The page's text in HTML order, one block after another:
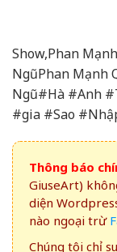
Show,Phan
NgũPhan Mạnh
Ngũ#Hà #Anh
#gia #Sao
Thông báo
GiuseArt)
diện
nào ngoại trừ
Chúng tôi chỉ